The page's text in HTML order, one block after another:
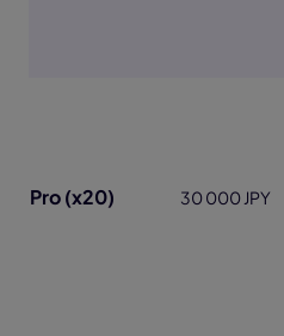
Pro (x20) 30 000 JPY